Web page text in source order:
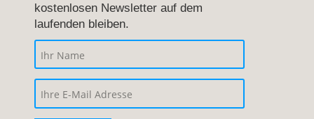
kostenlosen Newsletter auf dem
laufenden bleiben.